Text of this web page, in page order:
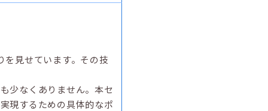
見せています。その技
少なくありません。本セ
現するための具体的なポ